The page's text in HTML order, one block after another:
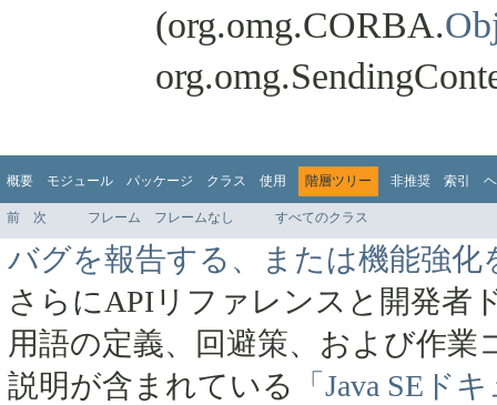
(org.omg.CORBA.
概要 モジュール パッケージ クラス 使用 階層ツリー 非推奨 索引
前 次 フレーム フレームなし すべてのクラス
バグを報告する、または機能強化
さらにAPIリファレンスと開発者
用語の定義、回避策、および作
説明が含まれている
「Java SEド